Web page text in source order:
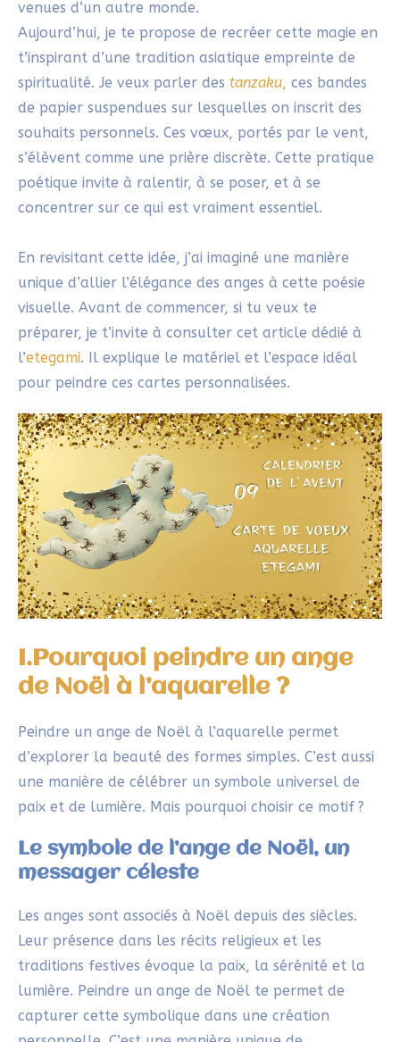
s’élèvent comme une prière discrète. Cette pratique
poétique invite à ralentir, à se poser, et à se
concentrer sur ce qui est vraiment essentiel.
En revisitant cette idée, j’ai imaginé une manière
unique d’allier l’élégance des anges à cette poésie
visuelle. Avant de commencer, si tu veux te
préparer, je t’invite à consulter cet article dédié à
l’etegami. Il explique le matériel et l’espace idéal
I.Pourquoi peindre un ange
de Noël à l’aquarelle ?
Peindre un ange de Noël à l’aquarelle permet
d’explorer la beauté des formes simples. C’est aussi
paix et de lumière. Mais pourquoi choisir ce motif ?
Le symbole de l’ange de Noël, un
messager céleste
Les anges sont associés à Noël depuis des siècles.
Leur présence dans les récits religieux et les
traditions festives évoque la paix, la sérénité et la
lumière. Peindre un ange de Noël te permet de
capturer cette symbolique dans une création
transmettre des messages chaleureux à travers une
forme artistique.
Une tradition japonaise alliée à un
symbole de Noël